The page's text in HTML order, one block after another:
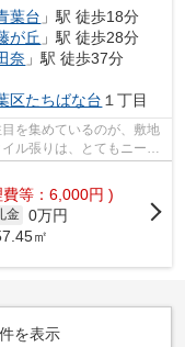
葉台 」駅 徒歩18分
が丘 」駅 徒歩28分
奈 」駅 徒歩37分
区たちばな台 １丁目
を集めているのが、敷地
ル張りは、とてもニーズ
等：6,000円 )
金 0万円
㎡
件を表示